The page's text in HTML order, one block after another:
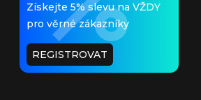
Získejte 5% slevu na VŽDY
pro věrné zákazníky
REGISTROVAT